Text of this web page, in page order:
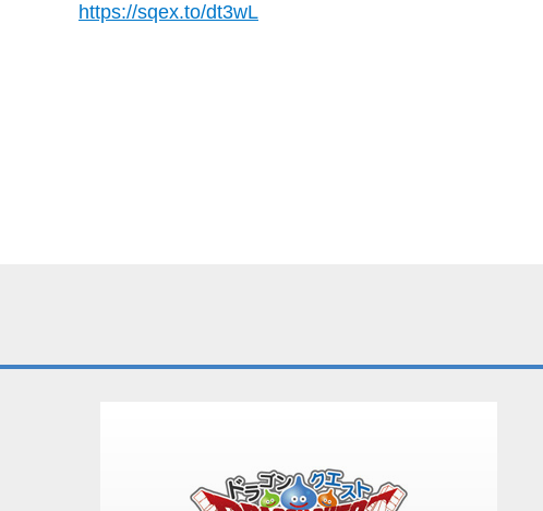
https://sqex.to/dt3wL